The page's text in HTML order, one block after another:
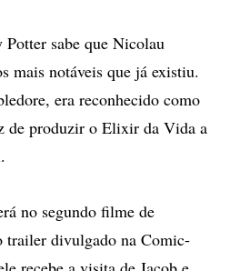
sabe que Nicolau
mais notáveis que já existiu.
era reconhecido como
de produzir o Elixir da Vida a
no segundo filme de
trailer divulgado na Comic-